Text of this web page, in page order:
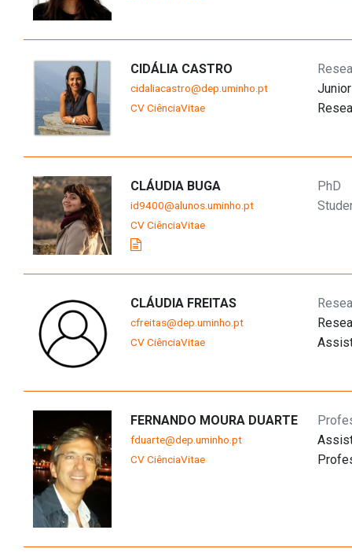
CIDÁLIA CASTRO
cidaliacastro@dep.uminho.pt
CV CiênciaVitae
Junior
CLÁUDIA BUGA
id9400@alunos.uminho.pt
CV CiênciaVitae
PhD
CLÁUDIA FREITAS
cfreitas@dep.uminho.pt
CV CiênciaVitae
FERNANDO MOURA DUARTE
fduarte@dep.uminho.pt
CV CiênciaVitae